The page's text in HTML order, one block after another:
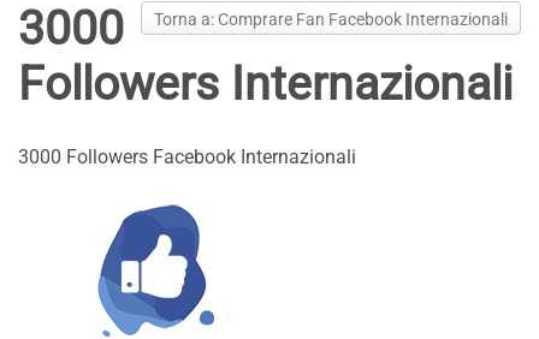
Torna a: Comprare Fan Facebook Internazionali
3000
Followers Internazionali
3000 Followers Facebook Internazionali